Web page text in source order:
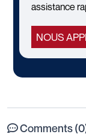
assistance
NOUS
Comments